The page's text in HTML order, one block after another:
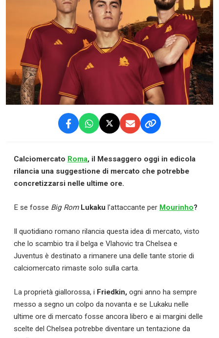
Calciomercato Roma, il Messaggero oggi in edicola
rilancia una suggestione di mercato che potrebbe
concretizzarsi nelle ultime ore.
E se fosse Big Rom Lukaku l’attaccante per Mourinho?
Il quotidiano romano rilancia questa idea di mercato, visto
che lo scambio tra il belga e Vlahovic tra Chelsea e
Juventus è destinato a rimanere una delle tante storie di
calciomercato rimaste solo sulla carta.
La proprietà giallorossa, i Friedkin, ogni anno ha sempre
messo a segno un colpo da novanta e se Lukaku nelle
ultime ore di mercato fosse ancora libero e ai margini delle
scelte del Chelsea potrebbe diventare un tentazione da